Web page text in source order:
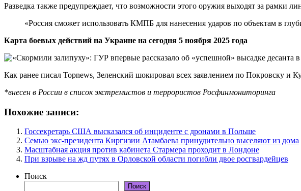
Разведка также предупреждает, что возможности этого оружия выходят за рамки
«Россия сможет использовать КМПБ для нанесения ударов по объектам в
Карта боевых действий на Украине на сегодня 5 ноября 2025 года
Как ранее писал Topnews, Зеленский шокировал всех заявлением по Покровску и
*внесен в России в список экстремистов и террористов Росфинмониторинга
Похожие записи:
Госсекретарь США высказался об инциденте с дронами в Польше
Семью экс-президента Киргизии Атамбаева принудительно выселяют из дома
Масштабная акция против кабинета Стармера проходит в Лондоне
При взрыве на жд путях в Орловской области погибли двое росгвардейцев
Поиск
Поиск